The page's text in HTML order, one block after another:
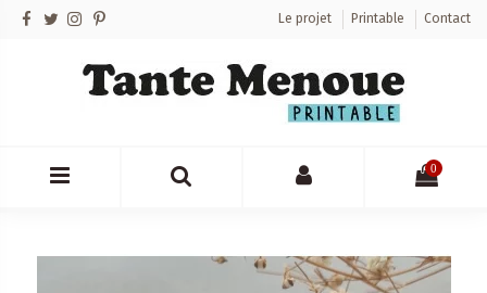
Le projet Printable Contact
0